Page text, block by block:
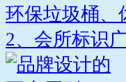
环保垃圾桶、
2、会所标识